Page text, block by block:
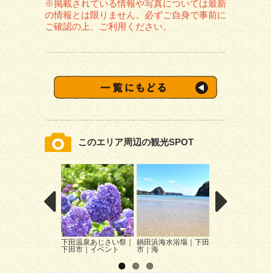
※掲載されている情報や写真については最新
の情報とは限りません。必ずご自身で事前に
ご確認の上、ご利用ください。
このエリア周辺の観光SPOT
下田温泉あじさい祭｜
下田市｜イベント
鍋田浜海水浴場｜下田
市｜海
了仙寺のアメリ
スミン｜下田市